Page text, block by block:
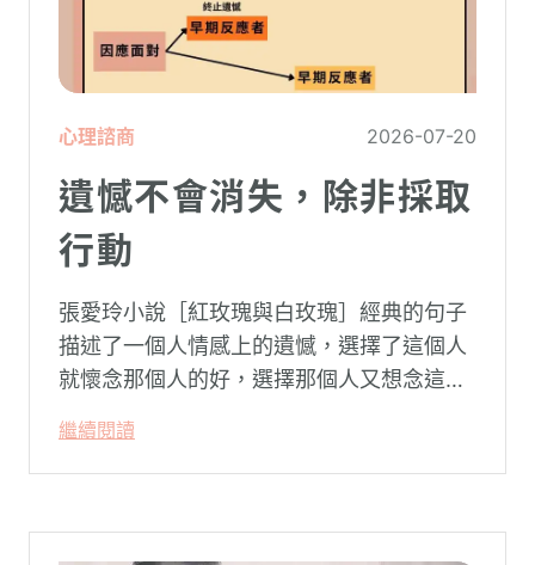
心理諮商 2026-07-20
遺憾不會消失，除非採取
行動
張愛玲小說［紅玫瑰與白玫瑰］經典的句子
描述了一個人情感上的遺憾，選擇了這個人
就懷念那個人的好，選擇那個人又想念這個
繼續閱讀